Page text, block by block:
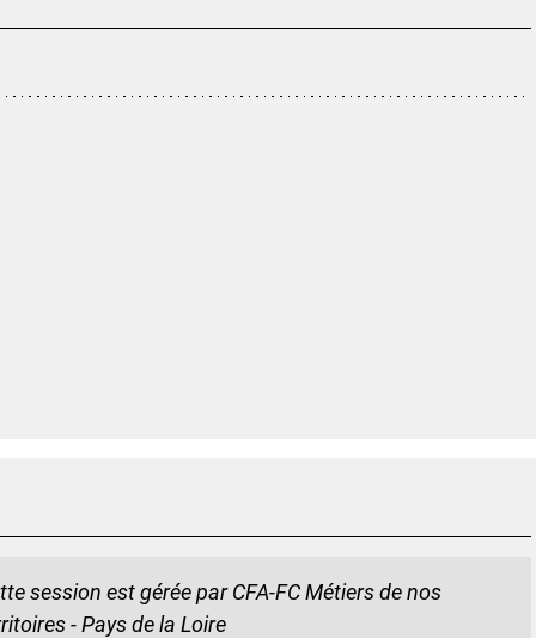
session est gérée par CFA-FC Métiers de nos
- Pays de la Loire